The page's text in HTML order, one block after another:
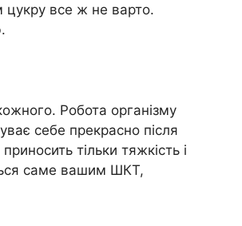
цукру все ж не варто.
Робота організму
себе прекрасно після
тільки тяжкість і
саме вашим ШКТ,